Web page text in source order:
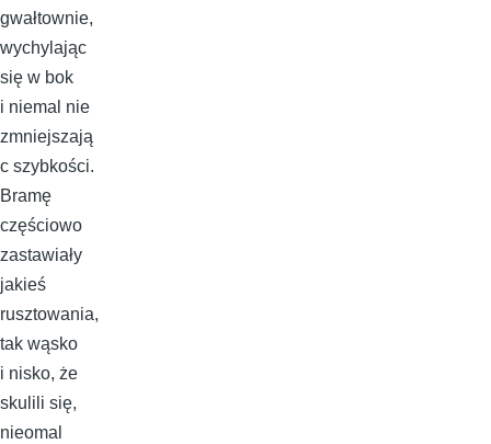
gwałtownie,
wychylając
się w bok
i niemal nie
zmniejszają
c szybkości.
Bramę
częściowo
zastawiały
jakieś
rusztowania,
tak wąsko
i nisko, że
skulili się,
nieomal